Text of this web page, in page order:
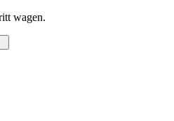
wagen.